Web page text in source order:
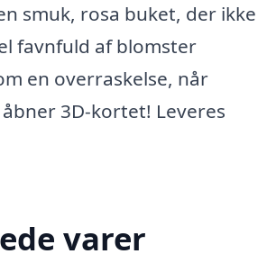
smuk, rosa buket, der ikke
favnfuld af blomster
en overraskelse, når
3D-kortet! Leveres
varer